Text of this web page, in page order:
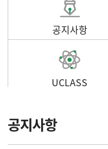
공지사항
UCLASS
공지사항